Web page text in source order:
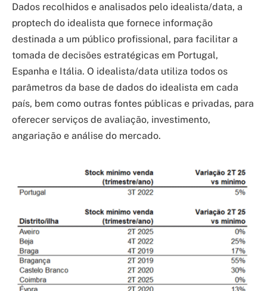
Dados recolhidos e analisados pelo idealista/data, a
proptech do idealista que fornece informação
destinada a um público profissional, para facilitar a
tomada de decisões estratégicas em Portugal,
Espanha e Itália. O idealista/data utiliza todos os
parâmetros da base de dados do idealista em cada
país, bem como outras fontes públicas e privadas, para
oferecer serviços de avaliação, investimento,
angariação e análise do mercado.